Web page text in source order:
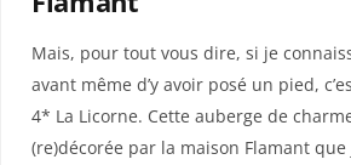
Mais, pour tout vous dire, si je
avant même d’y avoir posé un pied,
4* La Licorne. Cette auberge de
(re)décorée par la maison Flamant que